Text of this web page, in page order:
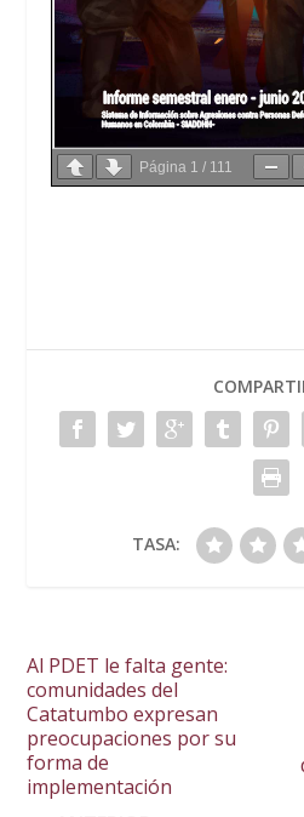
Página 1 / 111
TASA:
Al PDET le falta gente:
comunidades del
Catatumbo expresan
preocupaciones por su
forma de
implementación